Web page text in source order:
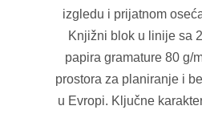
izgledu i prijatnom
Knjižni blok u linije sa
papira gramature 80 g/
prostora za planiranje i
u Evropi. Ključne